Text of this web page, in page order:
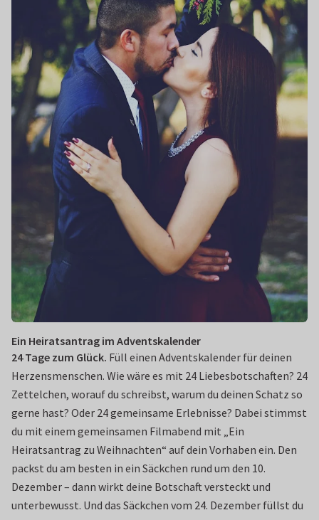
Ein Heiratsantrag im Adventskalender
24 Tage zum Glück. Füll einen Adventskalender für deinen
Herzensmenschen. Wie wäre es mit 24 Liebesbotschaften? 24
Zettelchen, worauf du schreibst, warum du deinen Schatz so
gerne hast? Oder 24 gemeinsame Erlebnisse? Dabei stimmst
du mit einem gemeinsamen Filmabend mit „Ein
Heiratsantrag zu Weihnachten“ auf dein Vorhaben ein. Den
packst du am besten in ein Säckchen rund um den 10.
Dezember – dann wirkt deine Botschaft versteckt und
unterbewusst. Und das Säckchen vom 24. Dezember füllst du